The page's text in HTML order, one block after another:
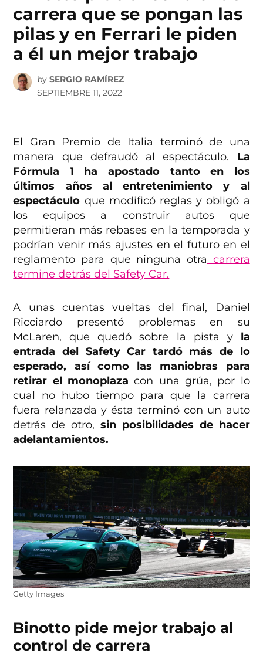
carrera que se pongan las
pilas y en Ferrari le piden
a él un mejor trabajo
by SERGIO RAMÍREZ
SEPTIEMBRE 11, 2022
El Gran Premio de Italia terminó de una
manera que defraudó al espectáculo. La
Fórmula 1 ha apostado tanto en los
últimos años al entretenimiento y al
espectáculo que modificó reglas y obligó a
los equipos a construir autos que
permitieran más rebases en la temporada y
podrían venir más ajustes en el futuro en el
reglamento para que ninguna otra carrera
termine detrás del Safety Car.
A unas cuentas vueltas del final, Daniel
Ricciardo presentó problemas en su
McLaren, que quedó sobre la pista y la
entrada del Safety Car tardó más de lo
esperado, así como las maniobras para
retirar el monoplazacon una grúa, por lo
cual no hubo tiempo para que la carrera
fuera relanzada y ésta terminó con un auto
detrás de otro, sin posibilidades de hacer
adelantamientos.
Getty Images
Binotto pide mejor trabajo al
control de carrera